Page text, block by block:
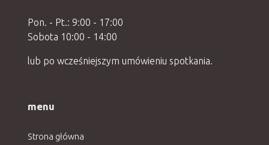
Pon. - Pt.: 9:00 - 17:00
Sobota 10:00 - 14:00
lub po wcześniejszym umówieniu spotkania.
menu
Strona główna